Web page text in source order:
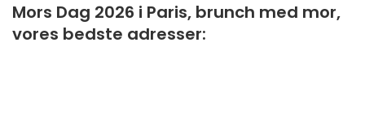
Mors Dag 2026 i Paris, brunch med mor,
vores bedste adresser: